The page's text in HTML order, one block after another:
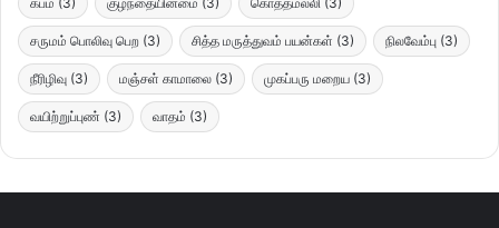
சருமம் பொலிவு பெற (3) சித்த மருத்துவம் பயன்கள் (3) நிலவேம்பு (3)
நீரிழிவு (3) மஞ்சள் காமாலை (3) முகப்பரு மறைய (3)
வயிற்றுப்புண் (3) வாதம் (3)